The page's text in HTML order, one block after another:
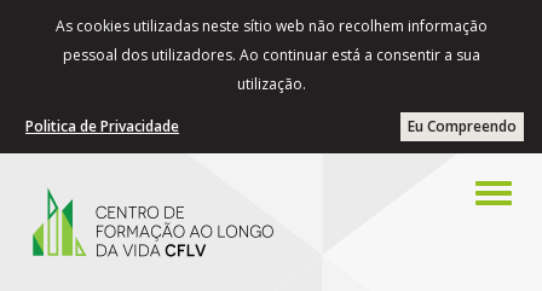
As cookies utilizadas neste sítio web não recolhem informação
pessoal dos utilizadores. Ao continuar está a consentir a sua
utilização.
Eu Compreendo
Politica de Privacidade